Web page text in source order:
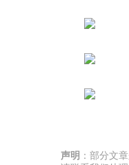
声明 ：部分文